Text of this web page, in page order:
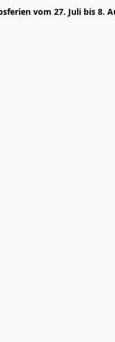
vom 27. Juli bis 8.